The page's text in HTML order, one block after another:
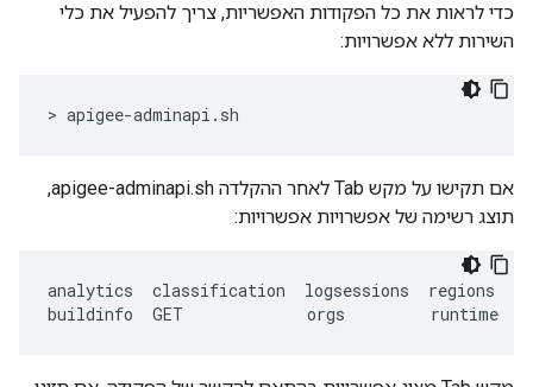
כדי לראות את כל הפקודות האפשריות, צריך להפעיל את כלי
השירות ללא אפשרויות:
> apigee-adminapi.sh
אם תקישו על מקש Tab לאחר ההקלדה apigee-adminapi.sh,
תוצג רשימה של אפשרויות אפשרויות:
analytics classification logsessions regions
buildinfo
GET orgs runtime